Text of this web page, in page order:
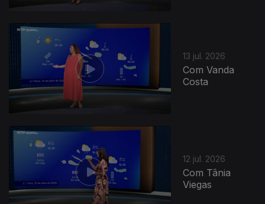
13 jul. 2026
Com Vanda
Costa
12 jul. 2026
Com Tânia
Viegas